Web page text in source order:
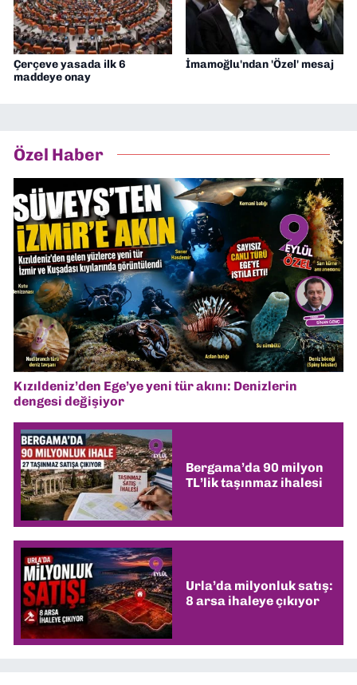
Çerçeve yasada ilk 6
maddeye onay
İmamoğlu'ndan 'Özel' mesaj
Özel Haber
Kızıldeniz’den Ege’ye yeni tür akını: Denizlerin
dengesi değişiyor
Bergama’da 90 milyon
TL’lik taşınmaz ihalesi
Urla’da milyonluk satış:
8 arsa ihaleye çıkıyor